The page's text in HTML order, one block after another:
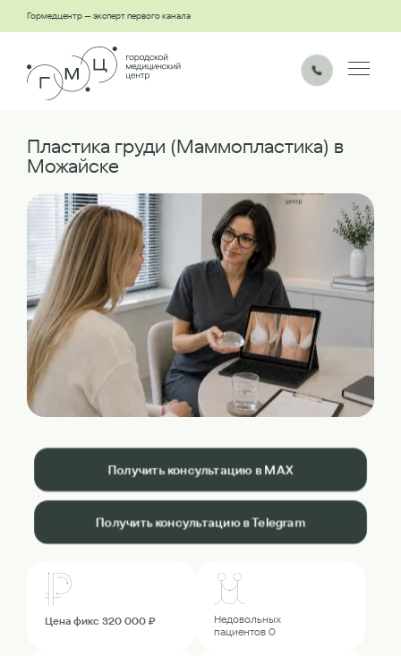
Гормедцентр — эксперт первого канала
Пластика груди (Маммопластика) в
Можайске
Получить консультацию в MAX
Получить консультацию в Telegram
Цена фикс 320 000 ₽
Недовольных
пациентов 0